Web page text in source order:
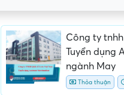
Công ty
Tuyển dụng
ngành May
Thỏa thuận